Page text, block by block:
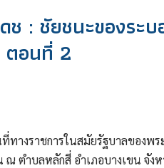
ช : ชัยชนะของระ
ตอนที่ 2
ทางราชการในสมัยรัฐบาลของพ
ณ ตำบลหลักสี่ อำเภอบางเขน จั